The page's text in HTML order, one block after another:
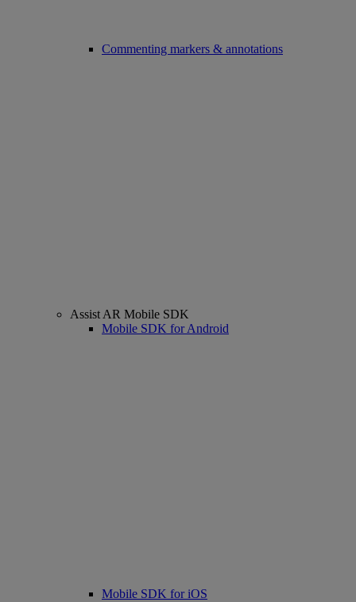
Commenting markers & annotations
Assist AR Mobile SDK
Mobile SDK for Android
Mobile SDK for iOS